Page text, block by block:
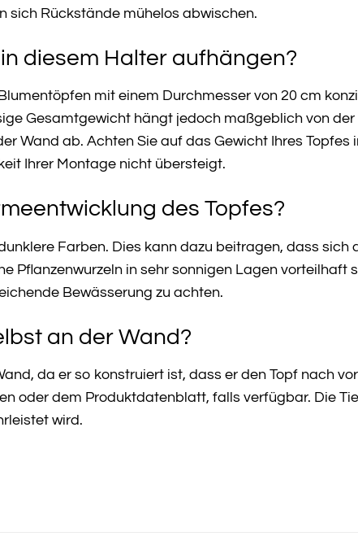
sich Rückstände mühelos abwischen.
diesem Halter aufhängen?
mit einem Durchmesser von 20 cm
Gesamtgewicht hängt jedoch maßgeblich von
Wand ab. Achten Sie auf das Gewicht Ihres Topfes
Ihrer Montage nicht übersteigt.
des Topfes?
Farben. Dies kann dazu beitragen, dass sich
Pflanzenwurzeln in sehr sonnigen Lagen vorteilhaft
Bewässerung zu achten.
an der Wand?
da er so konstruiert ist, dass er den Topf nach
oder dem Produktdatenblatt, falls verfügbar. Die
wird.